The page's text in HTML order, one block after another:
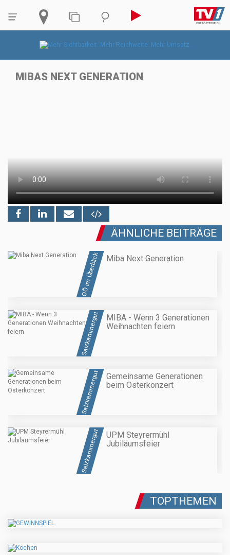
MIBAS NEXT GENERATION
ÄHNLICHE BEITRÄGE
OÖ im Überblick Miba Next Generation
Salzkammergut
MIBA - Wenn 3 Generationen
Weihnachten feiern
Salzkammergut
Gemeinsame Generationen
beim Osterkonzert
Salzkammergut
UPM Steyrermühl
Jubiläumsfeier
TOPTHEMEN